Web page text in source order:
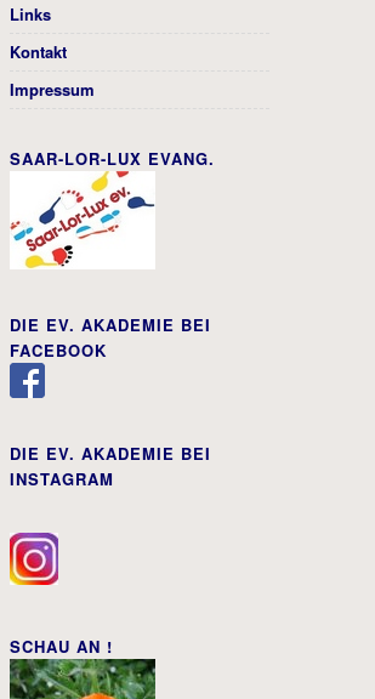
Links
Kontakt
Impressum
SAAR-LOR-LUX EVANG.
DIE EV. AKADEMIE BEI
FACEBOOK
DIE EV. AKADEMIE BEI
INSTAGRAM
SCHAU AN !